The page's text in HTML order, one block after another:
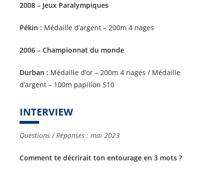
2008 – Jeux Paralympiques
Pékin : Médaille d’argent – 200m 4 nages
2006 – Championnat du monde
Durban : Médaille d’or – 200m 4 nages / Médaille
d’argent – 100m papillon S10
INTERVIEW
Questions / Réponses : mai 2023
Comment te décrirait ton entourage en 3 mots ?